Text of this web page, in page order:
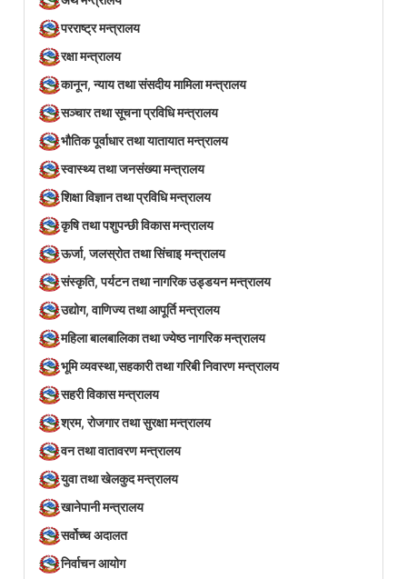
परराष्ट्र मन्त्रालय
रक्षा मन्त्रालय
कानून, न्याय तथा संसदीय मामिला मन्त्रालय
सञ्‍चार तथा सूचना प्रविधि मन्त्रालय
भौतिक पूर्वाधार तथा यातायात मन्त्रालय
स्वास्थ्य तथा जनसंख्या मन्त्रालय
शिक्षा विज्ञान तथा प्रविधि मन्त्रालय
कृषि तथा पशुपन्छी विकास मन्त्रालय
ऊर्जा, जलस्रोत तथा सिंचाइ मन्त्रालय
संस्कृति, पर्यटन तथा नागरिक उड्डयन मन्त्रालय
उद्योग, वाणिज्य तथा आपूर्ति मन्त्रालय
महिला बालबालिका तथा ज्येष्ठ नागरिक मन्त्रालय
भूमि व्यवस्था,सहकारी तथा गरिबी निवारण मन्त्रालय
सहरी विकास मन्त्रालय
श्रम, रोजगार तथा सुरक्षा मन्त्रालय
वन तथा वातावरण मन्त्रालय
युवा तथा खेलकुद मन्त्रालय
खानेपानी मन्त्रालय
सर्वोच्च अदालत
निर्वाचन आयोग